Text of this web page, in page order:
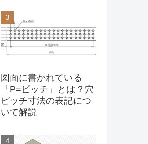
図面に書かれている
「P=ピッチ」とは？穴
ピッチ寸法の表記につ
いて解説